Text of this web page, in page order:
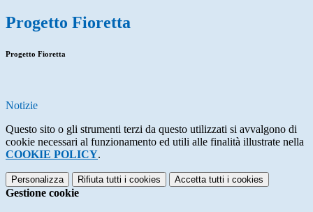
Progetto Fioretta
Progetto Fioretta
Notizie
Questo sito o gli strumenti terzi da questo utilizzati si avvalgono di
cookie necessari al funzionamento ed utili alle finalità illustrate nella
COOKIE POLICY.
Personalizza Rifiuta tutti i cookies Accetta tutti i cookies
Gestione cookie